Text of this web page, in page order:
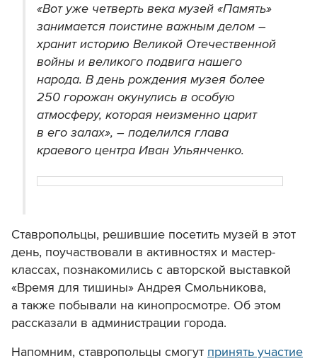
«Вот уже четверть века музей «Память»
занимается поистине важным делом –
хранит историю Великой Отечественной
войны и великого подвига нашего
народа. В день рождения музея более
250 горожан окунулись в особую
атмосферу, которая неизменно царит
в его залах», – поделился глава
краевого центра Иван Ульянченко.
Ставропольцы, решившие посетить музей в этот
день, поучаствовали в активностях и мастер-
классах, познакомились с авторской выставкой
«Время для тишины» Андрея Смольникова,
а также побывали на кинопросмотре. Об этом
рассказали в администрации города.
Напомним, ставропольцы смогут принять участие